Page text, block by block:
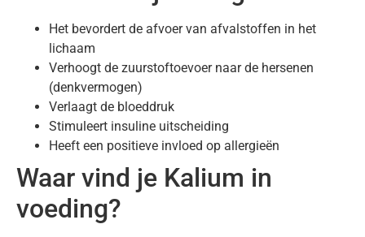
Het bevordert de afvoer van afvalstoffen in het
lichaam
Verhoogt de zuurstoftoevoer naar de hersenen
(denkvermogen)
Verlaagt de bloeddruk
Stimuleert insuline uitscheiding
Heeft een positieve invloed op allergieën
Waar vind je Kalium in
voeding?